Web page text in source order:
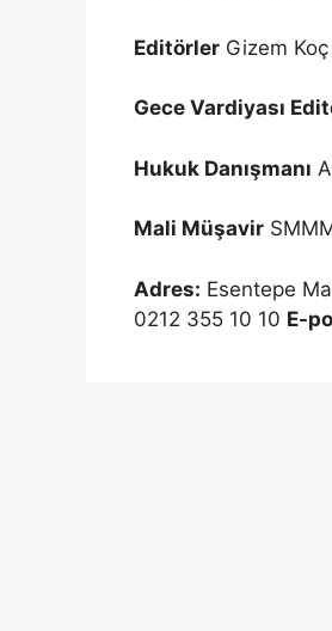
Editörler Gizem
Gece Vardiyası
Hukuk Danışmanı
Mali Müşavir
Adres: Esentepe
0212 355 10 10 E-